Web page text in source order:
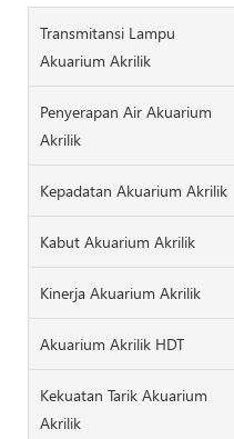
Transmitansi Lampu
Akuarium Akrilik
Penyerapan Air Akuarium
Akrilik
Kepadatan Akuarium Akrilik
Kabut Akuarium Akrilik
Kinerja Akuarium Akrilik
Akuarium Akrilik HDT
Kekuatan Tarik Akuarium
Akrilik